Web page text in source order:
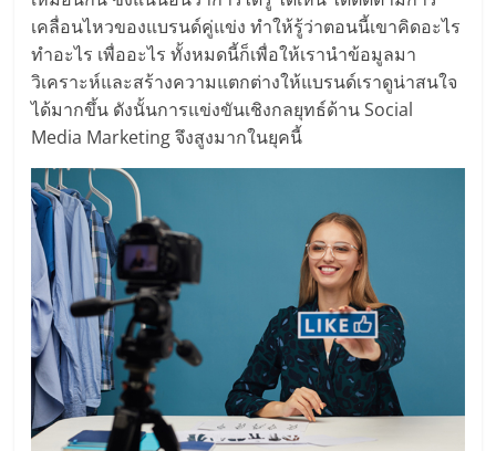
รวม
แฟ
รน
ไชส์
พร้อม
ทำเล
สำหรับ
เคลื่อนไหวของแบรนด์คู่แข่ง ทำให้รู้ว่าตอนนี้เขาคิดอะไร
ทำอะไร เพื่ออะไร ทั้งหมดนี้ก็เพื่อให้เรานำข้อมูลมา
วิเคราะห์และสร้างความแตกต่างให้แบรนด์เราดูน่าสนใจ
ได้มากขึ้น ดังนั้นการแข่งขันเชิงกลยุทธ์ด้าน Social
Media Marketing จึงสูงมากในยุคนี้